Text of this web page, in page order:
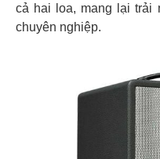
cả hai loa, mang lại trải
chuyên nghiệp.